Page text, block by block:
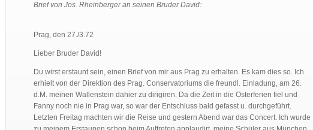
Brief von Jos. Rheinberger an seinen Bruder David:
Prag, den 27./3.72
Lieber Bruder David!
Du wirst erstaunt sein, einen Brief von mir aus Prag zu erhalten. Es kam dies so. Ich
erhielt von der Direktion des Prag. Conservatoriums die freundl. Einladung, am 26.
d.M. meinen Wallenstein dahier zu dirigiren. Da die Zeit in die Osterferien fiel und
Fanny noch nie in Prag war, so war der Entschluss bald gefasst u. durchgeführt.
Letzten Freitag machten wir die Reise und gestern Abend war das Concert. Ich wurde